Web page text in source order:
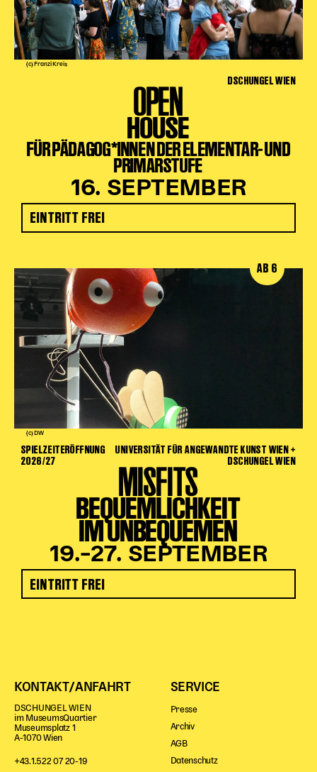
(c) Franzi Kreis
DSCHUNGEL WIEN
OPEN
HOUSE
FÜR PÄDAGOG*INNEN DER ELEMENTAR- UND
PRIMARSTUFE
16. SEPTEMBER
EINTRITT FREI
(c) DW
AB 6
SPIELZEITERÖFFNUNG
2026/27
UNIVERSITÄT FÜR ANGEWANDTE KUNST WIEN +
DSCHUNGEL WIEN
MISFITS
BEQUEMLICHKEIT
IM UNBEQUEMEN
19.–27. SEPTEMBER
EINTRITT FREI
KONTAKT/ANFAHRT
DSCHUNGEL WIEN
im MuseumsQuartier
Museumsplatz 1
A-1070 Wien
+43.1.522 07 20-19
SERVICE
Presse
Archiv
AGB
Datenschutz